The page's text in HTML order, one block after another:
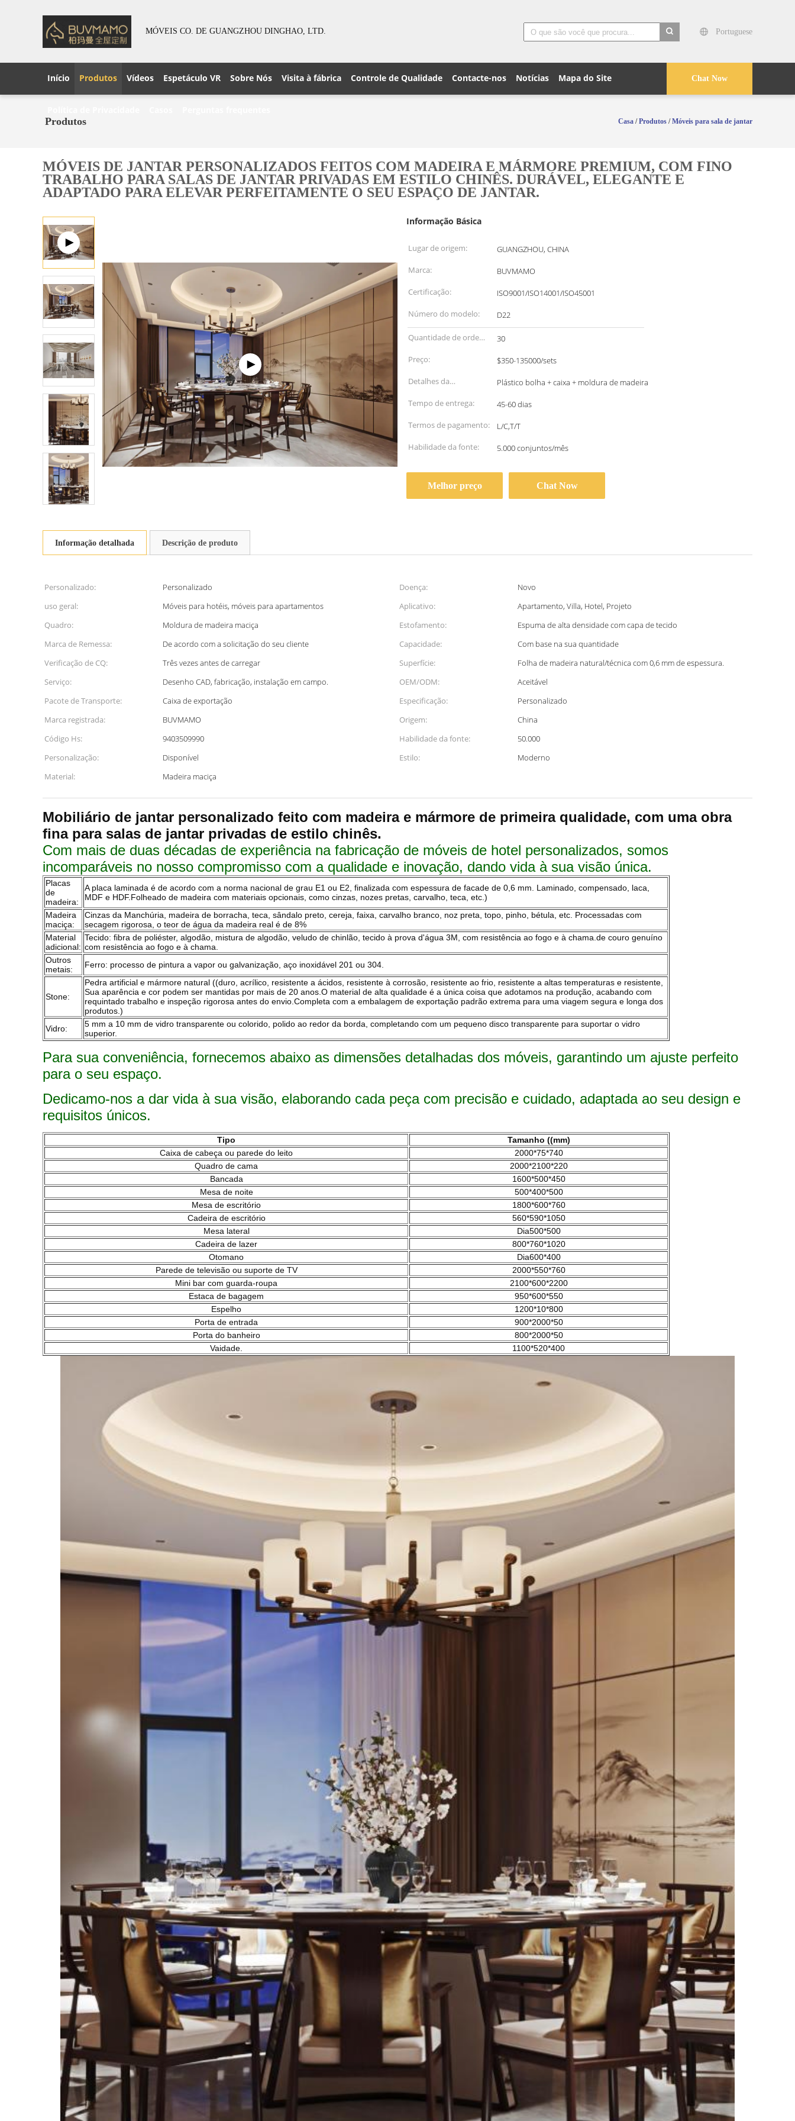
MÓVEIS CO. DE GUANGZHOU DINGHAO, LTD.
Portuguese
Chat Now
Início Produtos Vídeos Espetáculo VR Sobre Nós Visita à fábrica Controle de Qualidade Contacte-nos Notícias Mapa do Site
Produtos Casa /Produtos /Móveis para sala de jantar
MÓVEIS DE JANTAR PERSONALIZADOS FEITOS COM MADEIRA E MÁRMORE PREMIUM, COM FINO
TRABALHO PARA SALAS DE JANTAR PRIVADAS EM ESTILO CHINÊS. DURÁVEL, ELEGANTE E
ADAPTADO PARA ELEVAR PERFEITAMENTE O SEU ESPAÇO DE JANTAR.
Informação Básica
Lugar de origem:
GUANGZHOU, CHINA
Marca:
BUVMAMO
Certificação:
ISO9001/ISO14001/ISO45001
Número do modelo:
D22
Quantidade de ordem
mínima:
30
Preço:
$350-135000/sets
Detalhes da
embalagem:
Plástico bolha + caixa + moldura de madeira
Tempo de entrega:
45-60 dias
Termos de pagamento:
L/C,T/T
Habilidade da fonte:
5.000 conjuntos/mês
Melhor preço Chat Now
Informação detalhada Descrição de produto
Personalizado: Personalizado Doença:
Novo
uso geral:
Móveis para hotéis, móveis para apartamentos Aplicativo:
Apartamento, Villa, Hotel, Projeto
Quadro:
Moldura de madeira maciça Estofamento:
Espuma de alta densidade com capa de tecido
Marca de Remessa:
De acordo com a solicitação do seu cliente Capacidade:
Com base na sua quantidade
Verificação de CQ:
Três vezes antes de carregar Superfície:
Folha de madeira natural/técnica com 0,6 mm de espessura.
Serviço:
Desenho CAD, fabricação, instalação em campo. OEM/ODM:
Aceitável
Pacote de Transporte:
Caixa de exportação Especificação:
Personalizado
Marca registrada:
BUVMAMO Origem:
China
Código Hs:
9403509990 Habilidade da fonte:
50.000
Personalização:
Disponível Estilo:
Moderno
Material:
Madeira maciça
Mobiliário de jantar personalizado feito com madeira e mármore de primeira qualidade, com uma obra
fina para salas de jantar privadas de estilo chinês.
Com mais de duas décadas de experiência na fabricação de móveis de hotel personalizados, somos
incomparáveis no nosso compromisso com a qualidade e inovação, dando vida à sua visão única.
Placas
de
madeira:
A placa laminada é de acordo com a norma nacional de grau E1 ou E2, finalizada com espessura de facade de 0,6 mm. Laminado, compensado, laca,
MDF e HDF.Folheado de madeira com materiais opcionais, como cinzas, nozes pretas, carvalho, teca, etc.)
Madeira
maciça:
Cinzas da Manchúria, madeira de borracha, teca, sândalo preto, cereja, faixa, carvalho branco, noz preta, topo, pinho, bétula, etc. Processadas com
secagem rigorosa, o teor de água da madeira real é de 8%
Material
adicional:
Tecido: fibra de poliéster, algodão, mistura de algodão, veludo de chinlão, tecido à prova d'água 3M, com resistência ao fogo e à chama.de couro genuíno
com resistência ao fogo e à chama.
Outros
metais:
Ferro: processo de pintura a vapor ou galvanização, aço inoxidável 201 ou 304.
Stone:
Pedra artificial e mármore natural ((duro, acrílico, resistente a ácidos, resistente à corrosão, resistente ao frio, resistente a altas temperaturas e resistente,
Sua aparência e cor podem ser mantidas por mais de 20 anos.O material de alta qualidade é a única coisa que adotamos na produção, acabando com
requintado trabalho e inspeção rigorosa antes do envio.Completa com a embalagem de exportação padrão extrema para uma viagem segura e longa dos
produtos.)
Vidro:
5 mm a 10 mm de vidro transparente ou colorido, polido ao redor da borda, completando com um pequeno disco transparente para suportar o vidro
superior.
Para sua conveniência, fornecemos abaixo as dimensões detalhadas dos móveis, garantindo um ajuste perfeito
para o seu espaço.
Dedicamo-nos a dar vida à sua visão, elaborando cada peça com precisão e cuidado, adaptada ao seu design e
requisitos únicos.
Tipo
Tamanho ((mm)
Caixa de cabeça ou parede do leito
2000*75*740
Quadro de cama
2000*2100*220
Bancada
1600*500*450
Mesa de noite
500*400*500
Mesa de escritório
1800*600*760
Cadeira de escritório
560*590*1050
Mesa lateral
Dia500*500
Cadeira de lazer
800*760*1020
Otomano
Dia600*400
Parede de televisão ou suporte de TV
2000*550*760
Mini bar com guarda-roupa
2100*600*2200
Estaca de bagagem
950*600*550
Espelho
1200*10*800
Porta de entrada
900*2000*50
Porta do banheiro
800*2000*50
Vaidade.
1100*520*400